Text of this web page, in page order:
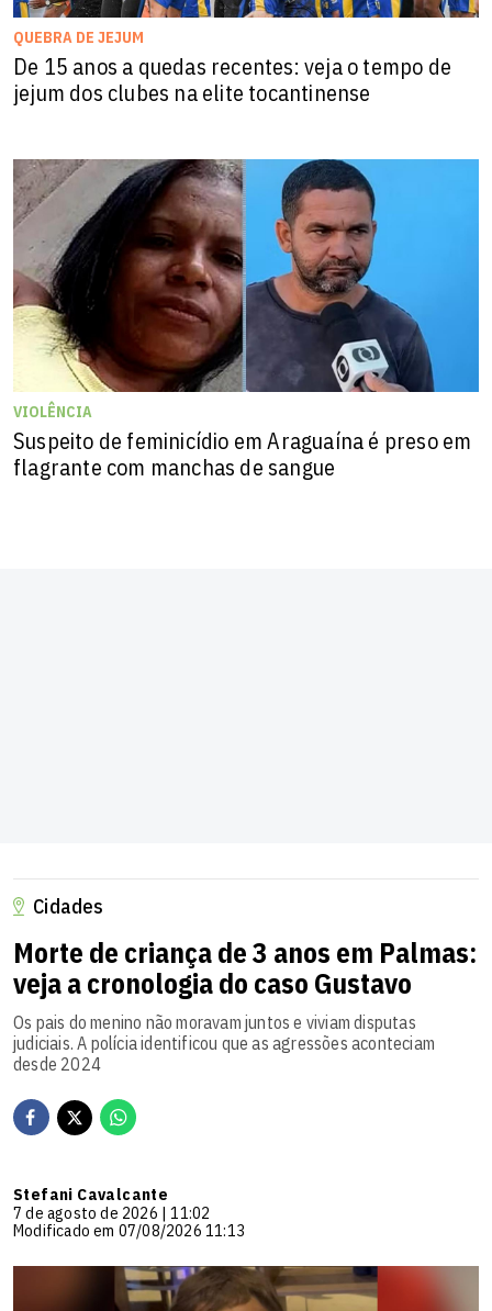
QUEBRA DE JEJUM
De 15 anos a quedas recentes: veja o tempo de
jejum dos clubes na elite tocantinense
VIOLÊNCIA
Suspeito de feminicídio em Araguaína é preso em
flagrante com manchas de sangue
Cidades
Morte de criança de 3 anos em Palmas:
veja a cronologia do caso Gustavo
Os pais do menino não moravam juntos e viviam disputas
judiciais. A polícia identificou que as agressões aconteciam
desde 2024
Stefani Cavalcante
7 de agosto de 2026 | 11:02
Modificado em 07/08/2026 11:13